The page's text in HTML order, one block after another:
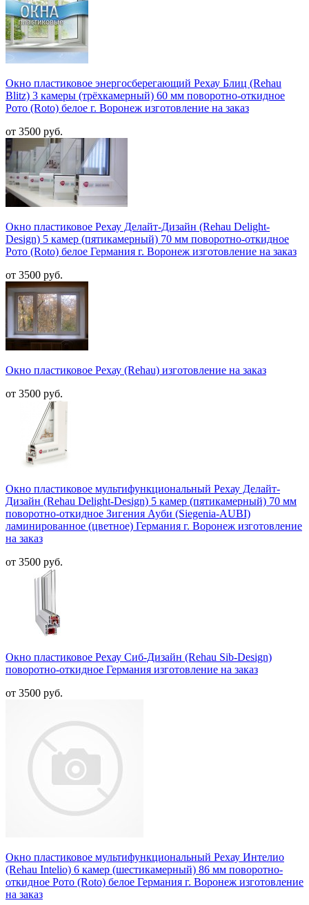
Окно пластиковое энергосберегающий Рехау Блиц (Rehau
Blitz) 3 камеры (трёхкамерный) 60 мм поворотно-откидное
Рото (Roto) белое г. Воронеж изготовление на заказ
от 3500 руб.
Окно пластиковое Рехау Делайт-Дизайн (Rehau Delight-
Design) 5 камер (пятикамерный) 70 мм поворотно-откидное
Рото (Roto) белое Германия г. Воронеж изготовление на заказ
от 3500 руб.
Окно пластиковое Рехау (Rehau) изготовление на заказ
от 3500 руб.
Окно пластиковое мультифункциональный Рехау Делайт-
Дизайн (Rehau Delight-Design) 5 камер (пятикамерный) 70 мм
поворотно-откидное Зигения Ауби (Siegenia-AUBI)
ламинированное (цветное) Германия г. Воронеж изготовление
на заказ
от 3500 руб.
Окно пластиковое Рехау Сиб-Дизайн (Rehau Sib-Design)
поворотно-откидное Германия изготовление на заказ
от 3500 руб.
Окно пластиковое мультифункциональный Рехау Интелио
(Rehau Intelio) 6 камер (шестикамерный) 86 мм поворотно-
откидное Рото (Roto) белое Германия г. Воронеж изготовление
на заказ